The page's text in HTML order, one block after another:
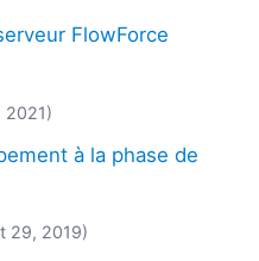
FlowForce
2021)
à la phase de
29, 2019)